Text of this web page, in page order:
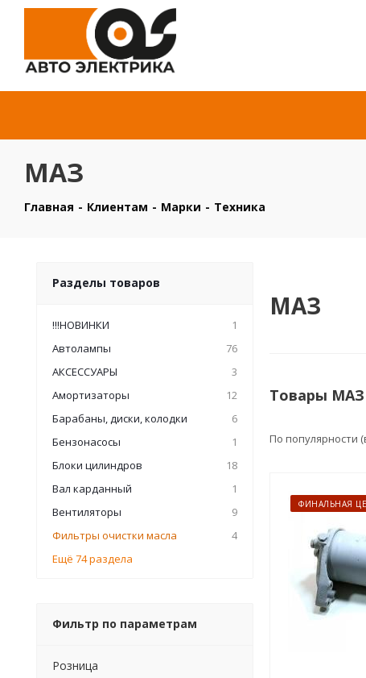
МАЗ
Главная - Клиентам - Марки - Техника
МАЗ
Товары
По популярности
ФИНАЛЬНАЯ
Разделы товаров
!!!НОВИНКИ
1
Автолампы
76
АКСЕССУАРЫ
3
Амортизаторы
12
Барабаны, диски, колодки
6
Бензонасосы
1
Блоки цилиндров
18
Вал карданный
1
Вентиляторы
9
Фильтры очистки масла
4
Ещё 74 раздела
Фильтр по параметрам
Розница